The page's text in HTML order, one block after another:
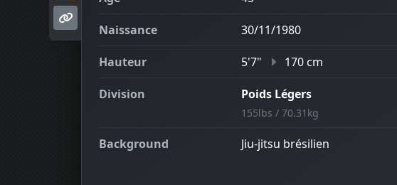
Naissance 30/11/1980
Hauteur 5'7" 170 cm
Division Poids Légers
155lbs / 70.31kg
Background Jiu-jitsu brésilien